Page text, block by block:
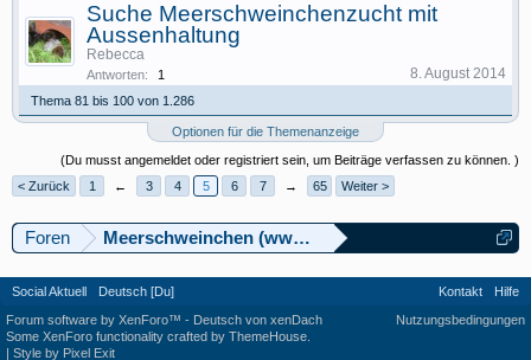
Suche Meerschweinchenzucht mit
Aussenhaltung
Rebecca
Antworten: 1 8. August 2014
Thema 81 bis 100 von 1.286
Optionen für die Themenanzeige
(Du musst angemeldet oder registriert sein, um Beiträge verfassen zu können. )
< Zurück
1 ← 3 4 5 6 7 → 65 Weiter >
Foren Meerschweinchen (www.meerschweinforum.ch)
Social Aktuell Deutsch [Du] Kontakt
Hilfe
Nutzungsbedingungen
Forum software by XenForo™ - Deutsch von xenDach
Some XenForo functionality crafted by ThemeHouse
| Style by Pixel Exit